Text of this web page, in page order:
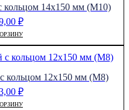
кольцом 14х150 мм (М10)
₽
кольцом 12х150 мм (М8)
₽